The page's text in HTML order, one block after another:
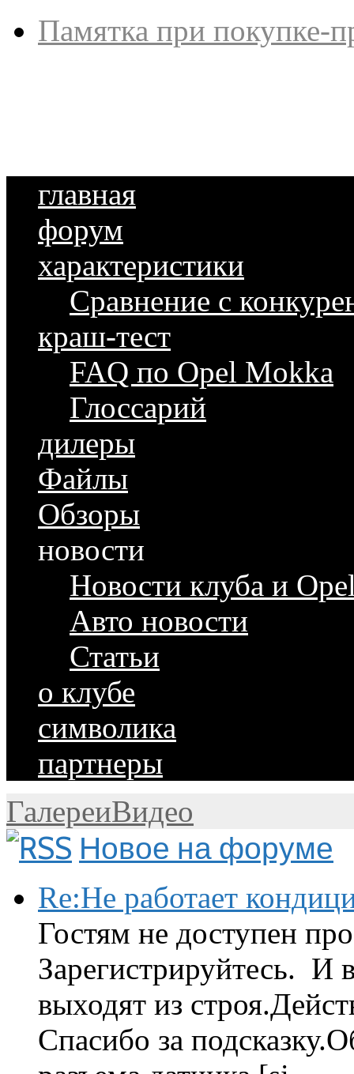
Памятка при покупке-
главная
форум
характеристики
Сравнение с
краш-тест
FAQ по Opel Mokka
Глоссарий
дилеры
Файлы
Обзоры
новости
Новости клуба и
Авто новости
Статьи
о клубе
символика
партнеры
ГалереиВидео
Новое на форуме
Re:Не работает
Гостям не доступен
Зарегистрируйтесь. И
выходят из
Спасибо за